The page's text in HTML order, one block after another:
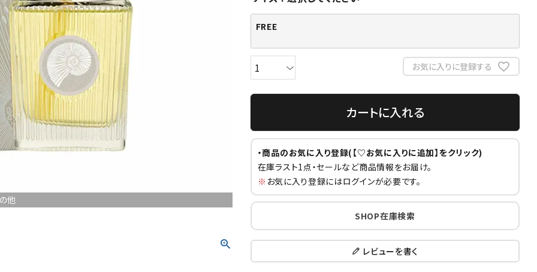
他 アイテムイメージ
FREE
お気に入りに登録する
カートに入れる
・商品のお気に入り登録(【♡お気に入りに追加】をクリック)
在庫ラスト1点・セールなど商品情報をお届け。
※ お気に入り登録にはログインが必要です。
SHOP在庫検索
レビューを書く